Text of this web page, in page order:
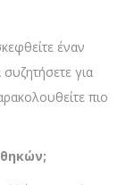
έναν
για
πιο